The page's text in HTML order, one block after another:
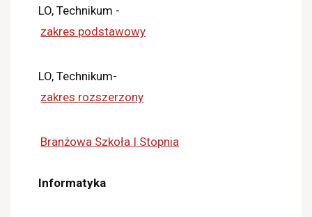
LO, Technikum -
zakres podstawowy
LO, Technikum-
zakres rozszerzony
Branżowa Szkoła I Stopnia
Informatyka